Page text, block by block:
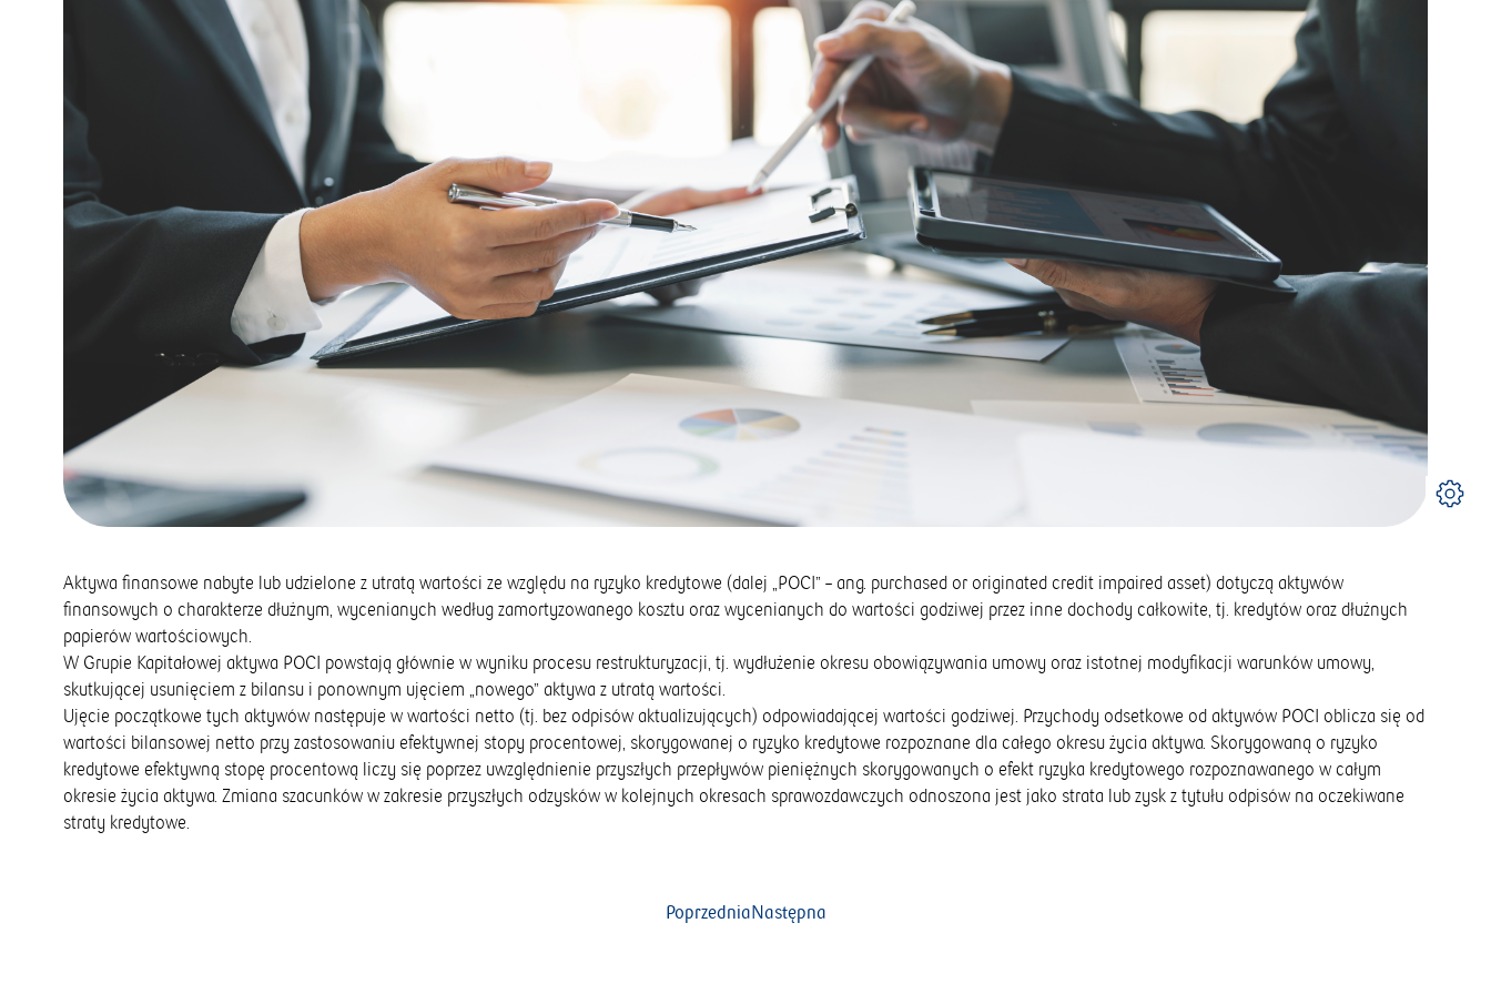
Aktywa finansowe nabyte lub udzielone z utratą wartości ze względu na ryzyko kredytowe (dalej „POCI” – ang. purchased or originated credit impaired asset) dotyczą aktywów
finansowych o charakterze dłużnym, wycenianych według zamortyzowanego kosztu oraz wycenianych do wartości godziwej przez inne dochody całkowite, tj. kredytów oraz dłużnych
papierów wartościowych.
W Grupie Kapitałowej aktywa POCI powstają głównie w wyniku procesu restrukturyzacji, tj. wydłużenie okresu obowiązywania umowy oraz istotnej modyfikacji warunków umowy,
skutkującej usunięciem z bilansu i ponownym ujęciem „nowego” aktywa z utratą wartości.
Ujęcie początkowe tych aktywów następuje w wartości netto (tj. bez odpisów aktualizujących) odpowiadającej wartości godziwej. Przychody odsetkowe od aktywów POCI oblicza się od
wartości bilansowej netto przy zastosowaniu efektywnej stopy procentowej, skorygowanej o ryzyko kredytowe rozpoznane dla całego okresu życia aktywa. Skorygowaną o ryzyko
kredytowe efektywną stopę procentową liczy się poprzez uwzględnienie przyszłych przepływów pieniężnych skorygowanych o efekt ryzyka kredytowego rozpoznawanego w całym
okresie życia aktywa. Zmiana szacunków w zakresie przyszłych odzysków w kolejnych okresach sprawozdawczych odnoszona jest jako strata lub zysk z tytułu odpisów na oczekiwane
straty kredytowe.
PoprzedniaNastępna